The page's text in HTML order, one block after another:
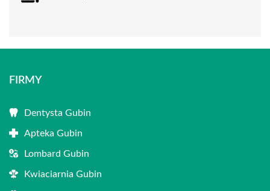
FIRMY
Dentysta Gubin
Apteka Gubin
Lombard Gubin
Kwiaciarnia Gubin